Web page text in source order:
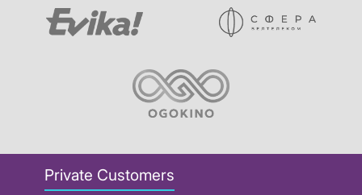
Private Customers